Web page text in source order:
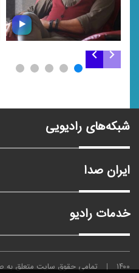
شبکه‌های رادیویی
ایران صدا
خدمات رادیو
۱۴۰۰ تمامی حقوق سایت متعلق به